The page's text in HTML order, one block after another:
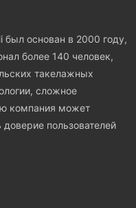
был основан в 2000 году,
более 140 человек,
такелажных
сложное
компания может
пользователей